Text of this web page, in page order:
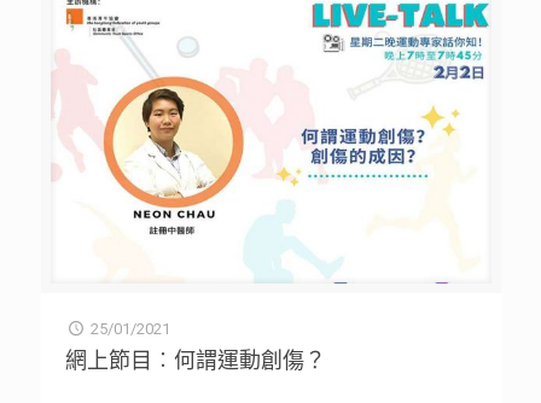
25/01/2021
網上節目︰何謂運動創傷？